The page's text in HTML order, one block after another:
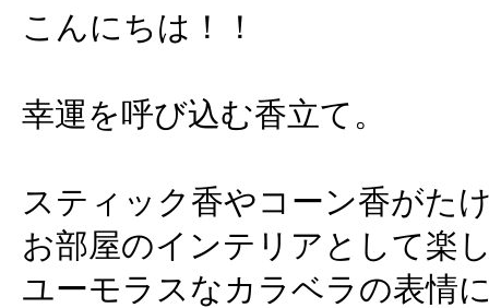
こんにちは！！
幸運を呼び込む香立て。
スティック香やコーン香がた
お部屋のインテリアとして楽
ユーモラスなカラベラの表情